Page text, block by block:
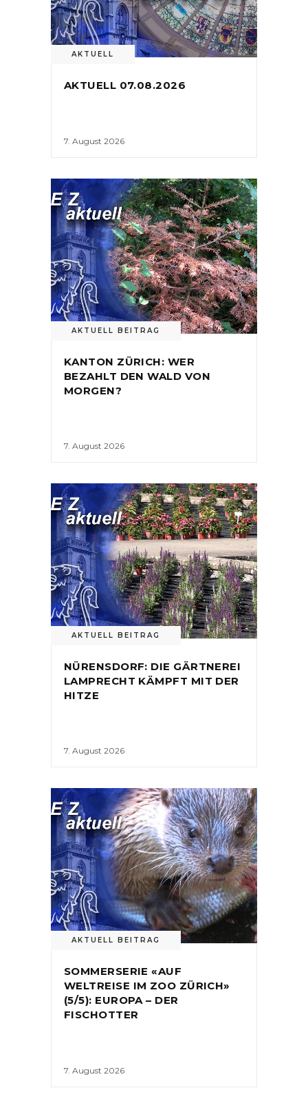
AKTUELL
AKTUELL 07.08.2026
7. August 2026
AKTUELL BEITRAG
KANTON ZÜRICH: WER
BEZAHLT DEN WALD VON
MORGEN?
7. August 2026
AKTUELL BEITRAG
NÜRENSDORF: DIE GÄRTNEREI
LAMPRECHT KÄMPFT MIT DER
HITZE
7. August 2026
AKTUELL BEITRAG
SOMMERSERIE «AUF
WELTREISE IM ZOO ZÜRICH»
(5/5): EUROPA – DER
FISCHOTTER
7. August 2026